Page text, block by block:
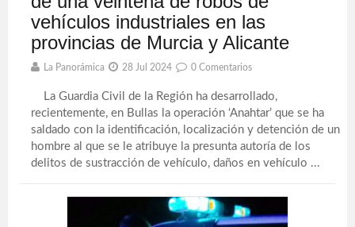
vehículos industriales en las
provincias de Murcia y Alicante
La Panorámica 28 Jul 2024 0 Comentarios
La Guardia Civil de la Región ha desarrollado,
recientemente, en Bullas la operación ‘Anahtar’ que se ha
saldado con la identificación, localización y detención de un
hombre al que se le atribuye la presunta autoría de los
delitos de sustracción de vehículo, daños en vehículo ...